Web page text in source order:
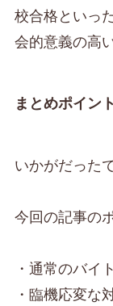
校合格といっ
会的意義の高
まとめポイント
いかがだった
今回の記事の
・通常のバイ
・臨機応変な